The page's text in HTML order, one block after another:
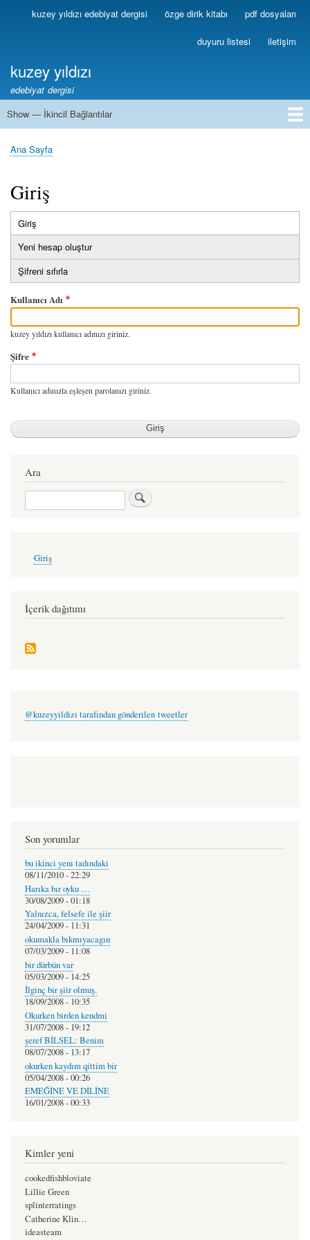
Ana
içeriğe
Birincilkuzey yıldızı edebiyat dergisi özge dirik kitabı pdf dosyaları
duyuru listesi iletişim
kuzey yıldızı
edebiyat dergisi
İkincil
Show — İkincil Bağlantılar
1
2
3
4
5
6
7
8
9
10
11
12
13
Sayfa
Ana Sayfa
Giriş
Birincil
sekmeler
Giriş
sekme)
Yeni hesap oluştur
Şifreni sıfırla
Kullanıcı Adı
kuzey yıldızı kullanıcı adınızı giriniz.
Şifre
Kullanıcı adınızla eşleşen parolanızı giriniz.
Ara
Ara
account
Giriş
İçerik dağıtımı
@kuzeyyildizi tarafından gönderilen tweetler
Son yorumlar
bu ikinci yeni tadındaki
08/11/2010 - 22:29
Harıka bır oyku …
30/08/2009 - 01:18
Yalnızca, felsefe ile şiir
24/04/2009 - 11:31
okumakla bıkmıyacagın
07/03/2009 - 11:08
bir dürbün var
05/03/2009 - 14:25
İlginç bir şiir olmuş.
18/09/2008 - 10:35
Okurken birden kendmi
31/07/2008 - 19:12
şeref BİLSEL: Benim
08/07/2008 - 13:17
okurken kaydım qittim bir
05/04/2008 - 00:26
EMEĞİNE VE DİLİNE
16/01/2008 - 00:33
Kimler yeni
cookedfishbloviate
Lillie Green
splinterratings
Catherine Klin…
ideasteam